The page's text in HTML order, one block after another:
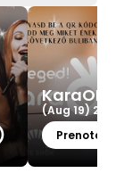
KaraOKÉ
(Aug 19)20:00
Prenota